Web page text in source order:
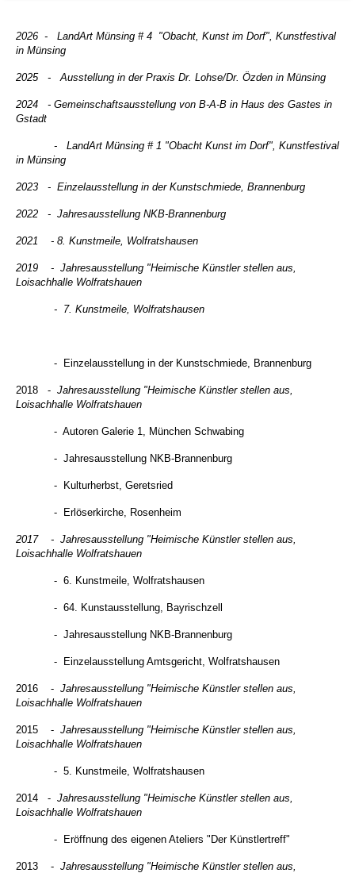
2026 - LandArt Münsing # 4 "Obacht, Kunst im Dorf", Kunstfestival
in Münsing
2025 - Ausstellung in der Praxis Dr. Lohse/Dr. Özden in Münsing
2024 - Gemeinschaftsausstellung von B-A-B in Haus des Gastes in
Gstadt
- LandArt Münsing # 1 "Obacht Kunst im Dorf", Kunstfestival
in Münsing
2023 - Einzelausstellung in der Kunstschmiede, Brannenburg
2022 - Jahresausstellung NKB-Brannenburg
2021 - 8. Kunstmeile, Wolfratshausen
2019 - Jahresausstellung "Heimische Künstler stellen aus,
Loisachhalle Wolfratshauen
- 7. Kunstmeile, Wolfratshausen
- Einzelausstellung in der Kunstschmiede, Brannenburg
2018 - Jahresausstellung "Heimische Künstler stellen aus,
Loisachhalle Wolfratshauen
- Autoren Galerie 1, München Schwabing
- Jahresausstellung NKB-Brannenburg
- Kulturherbst, Geretsried
- Erlöserkirche, Rosenheim
2017 - Jahresausstellung "Heimische Künstler stellen aus,
Loisachhalle Wolfratshauen
- 6. Kunstmeile, Wolfratshausen
- 64. Kunstausstellung, Bayrischzell
- Jahresausstellung NKB-Brannenburg
- Einzelausstellung Amtsgericht, Wolfratshausen
2016 - Jahresausstellung "Heimische Künstler stellen aus,
Loisachhalle Wolfratshauen
2015 - Jahresausstellung "Heimische Künstler stellen aus,
Loisachhalle Wolfratshauen
- 5. Kunstmeile, Wolfratshausen
2014 - Jahresausstellung "Heimische Künstler stellen aus,
Loisachhalle Wolfratshauen
- Eröffnung des eigenen Ateliers "Der Künstlertreff"
2013 - Jahresausstellung "Heimische Künstler stellen aus,